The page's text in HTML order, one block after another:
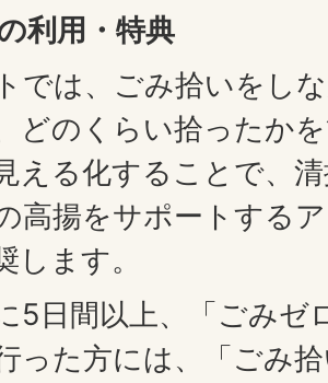
利用・特典
では、ごみ拾いをし
どのくらい拾ったか
える化することで、
高揚をサポートする
します。
5日間以上、「ごみゼ
った方には、「ごみ